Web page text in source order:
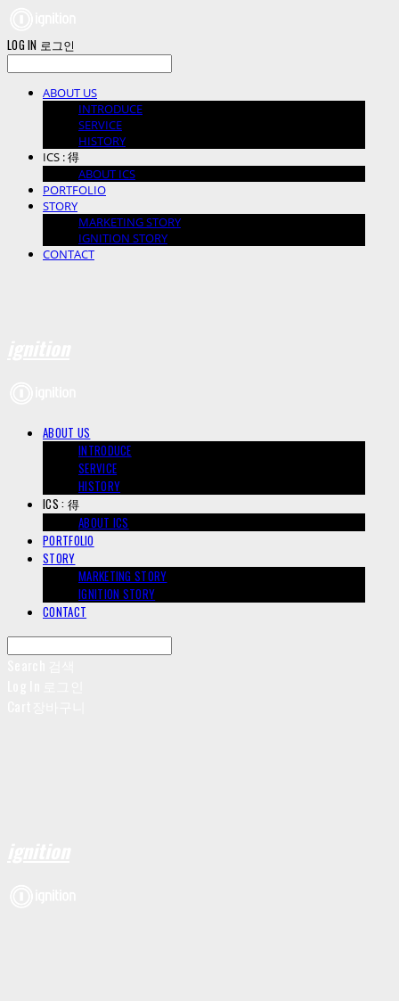
LOG IN 로그인
ABOUT US
INTRODUCE
SERVICE
HISTORY
ICS : 得
ABOUT ICS
PORTFOLIO
STORY
MARKETING STORY
IGNITION STORY
CONTACT
ABOUT US
INTRODUCE
SERVICE
HISTORY
ICS : 得
ABOUT ICS
PORTFOLIO
STORY
MARKETING STORY
IGNITION STORY
CONTACT